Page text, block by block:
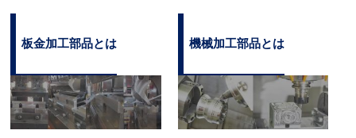
板金加工部品とは 機械加工部品とは